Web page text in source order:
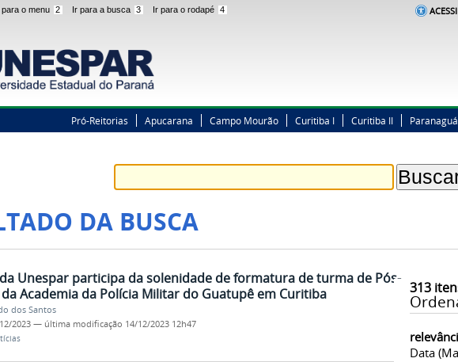
para o menu 2 Ir para a busca 3 Ir para o rodapé 4
Pró-Reitorias Apucarana Campo Mourão Curitiba I Curitiba II Paranaguá
DA BUSCA
313
Data
Unespar participa da solenidade de formatura de turma de Pós-
Academia da Polícia Militar do Guatupê em Curitiba
dos Santos
2023 — última modificação 14/12/2023 12h47